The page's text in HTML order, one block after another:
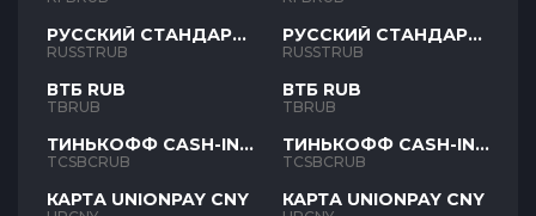
РУССКИЙ СТАНДАРТ
RUB
RUSSTRUB
ВТБ RUB
TBRUB
ТИНЬКОФФ CASH-IN
RUB
TCSBCRUB
КАРТА UNIONPAY CNY
РУССКИЙ СТАНДАРТ
RUB
RUSSTRUB
ВТБ RUB
TBRUB
ТИНЬКОФФ CASH-IN
RUB
TCSBCRUB
КАРТА UNIONPAY CNY